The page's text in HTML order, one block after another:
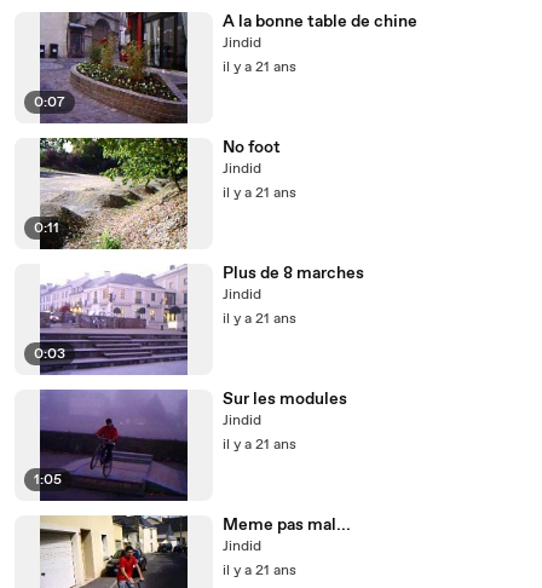
0:07
A la bonne table de chine
Jindid
il y a 21 ans
0:11
No foot
Jindid
il y a 21 ans
0:03
Plus de 8 marches
Jindid
il y a 21 ans
1:05
Sur les modules
Jindid
il y a 21 ans
Meme pas mal...
Jindid
il y a 21 ans